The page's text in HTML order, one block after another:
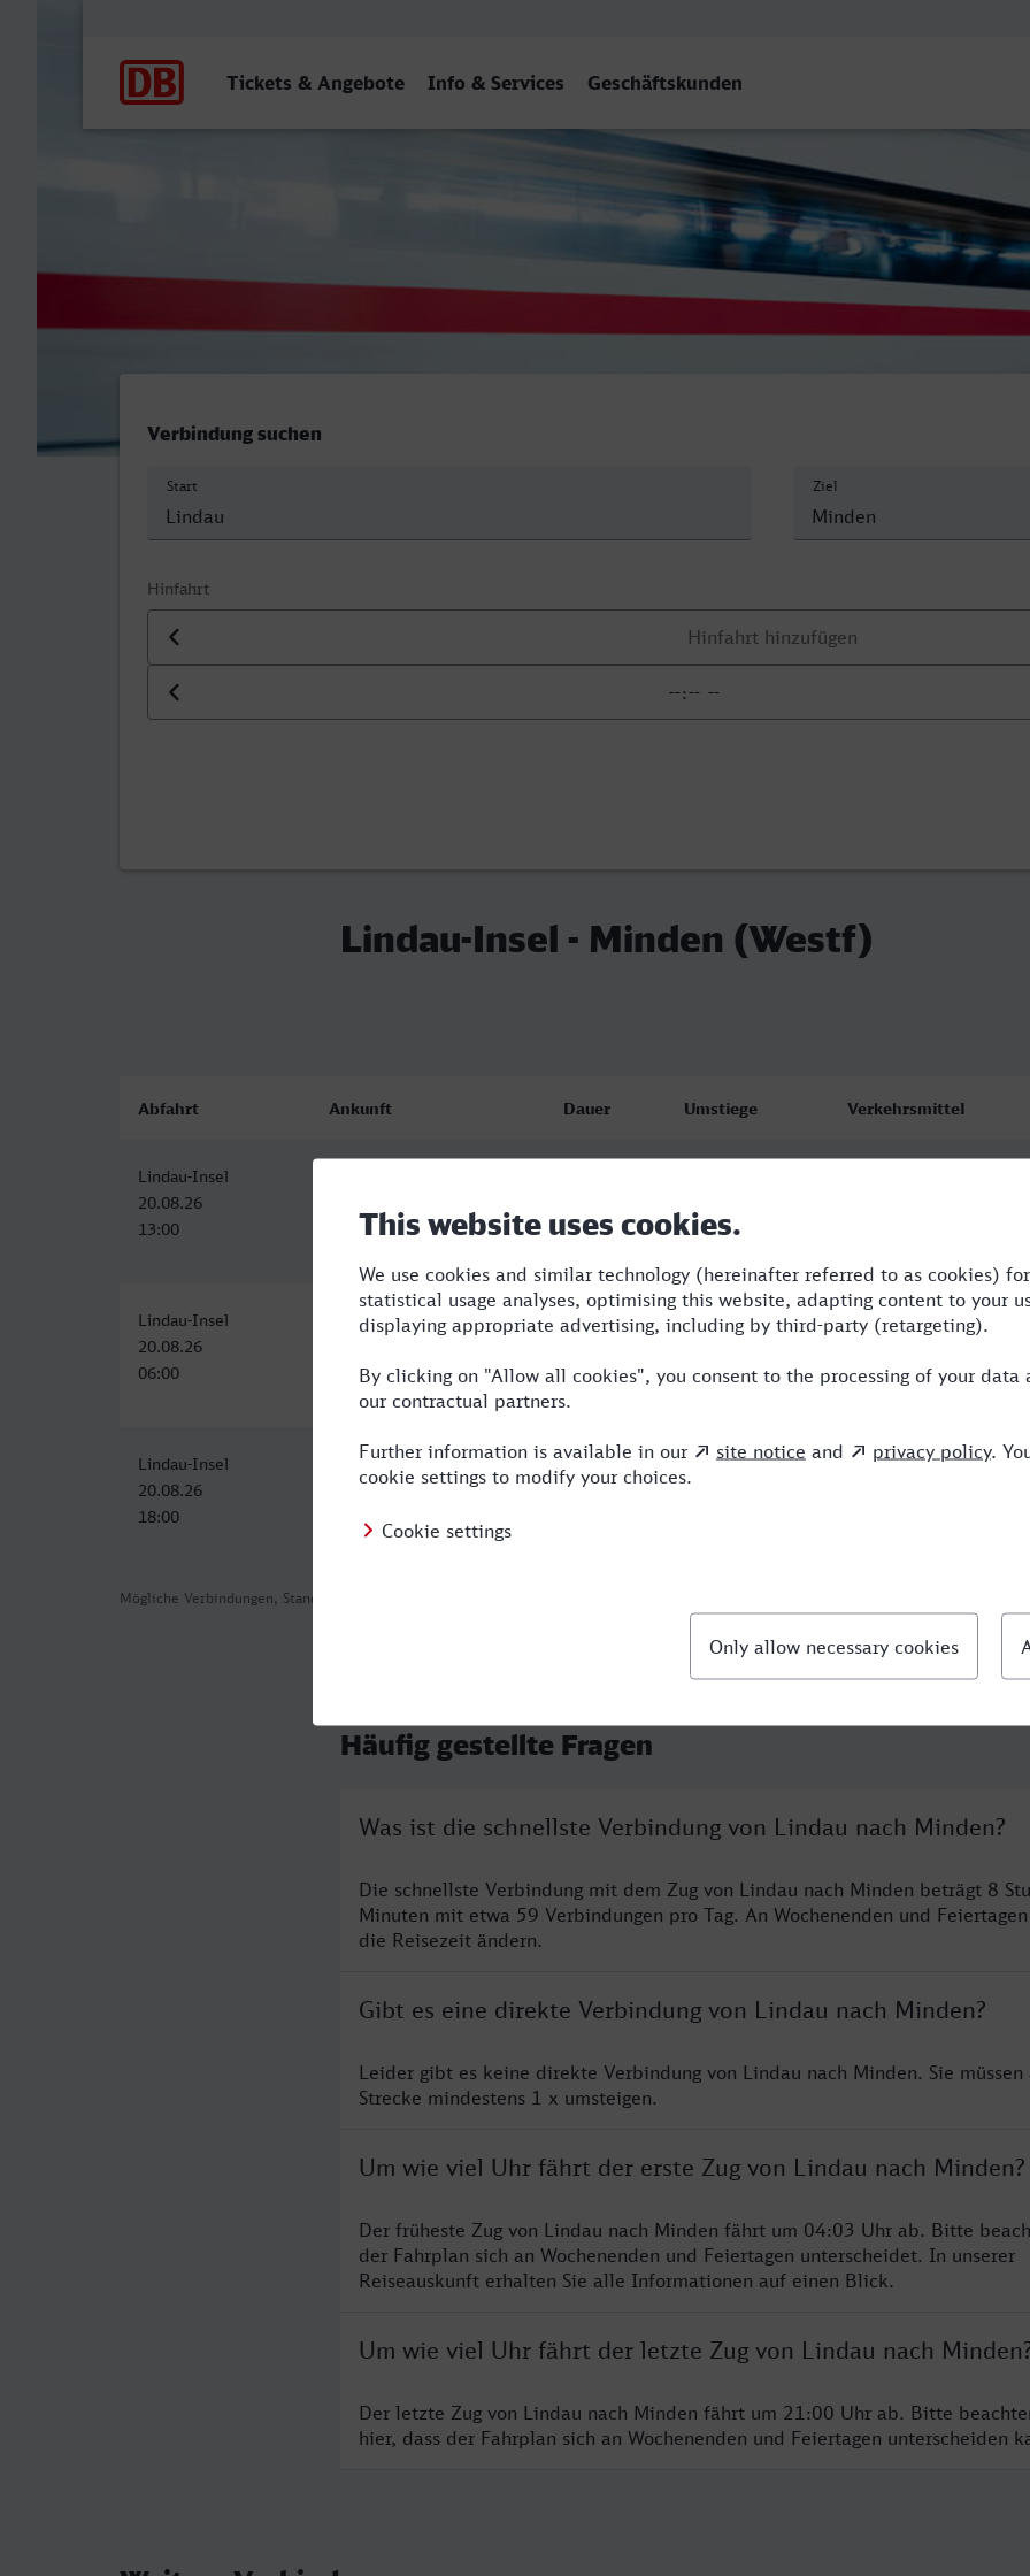
Tickets & Angebote Info & Services Geschäftskunden
Lindau-Insel - Minden (Westf)
Verbindung suchen
Start Ziel
Hinfahrt
Datum der Hinfahrt
Uhrzeit der Hinfahrt
Lindau-Insel - Minden (Westf)
Mögliche Verbindungen, Stand: 2026-08-06 01:34
Abfahrt Ankunft Dauer Umstiege Verkehrsmittel
Lindau-Insel
20.08.26
13:00
Lindau-Insel
20.08.26
06:00
Minden (Westf)
15:30
9:30 3 RE,ICE,NX
Lindau-Insel
20.08.26
18:00
Minden (Westf)
21.08.26
11:51 4 WFB,RE,ICE
Häufig gestellte Fragen
Was ist die schnellste Verbindung von Lindau nach Minden?
Die schnellste Verbindung mit dem Zug von Lindau nach Minden beträgt 8
Minuten mit etwa 59 Verbindungen pro Tag. An Wochenenden und
die Reisezeit ändern.
Gibt es eine direkte Verbindung von Lindau nach Minden?
Leider gibt es keine direkte Verbindung von Lindau nach Minden. Sie
Strecke mindestens 1 x umsteigen.
Um wie viel Uhr fährt der erste Zug von Lindau nach Minden?
Der früheste Zug von Lindau nach Minden fährt um 04:03 Uhr ab. Bitte
der Fahrplan sich an Wochenenden und Feiertagen unterscheidet. In unserer
Reiseauskunft erhalten Sie alle Informationen auf einen Blick.
Um wie viel Uhr fährt der letzte Zug von Lindau nach
Der letzte Zug von Lindau nach Minden fährt um 21:00 Uhr ab. Bitte
hier, dass der Fahrplan sich an Wochenenden und Feiertagen unterscheiden